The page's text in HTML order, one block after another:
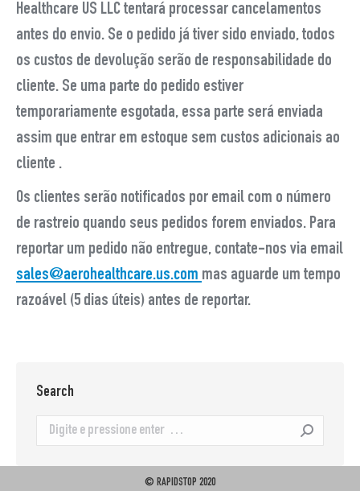
Healthcare US LLC tentará processar cancelamentos
antes do envio. Se o pedido já tiver sido enviado, todos
os custos de devolução serão de responsabilidade do
cliente. Se uma parte do pedido estiver
temporariamente esgotada, essa parte será enviada
assim que entrar em estoque sem custos adicionais ao
cliente .
Os clientes serão notificados por email com o número
de rastreio quando seus pedidos forem enviados. Para
reportar um pedido não entregue, contate-nos via email
sales@aerohealthcare.us.com mas aguarde um tempo
razoável (5 dias úteis) antes de reportar.
Search
Search:
© RAPIDSTOP 2020